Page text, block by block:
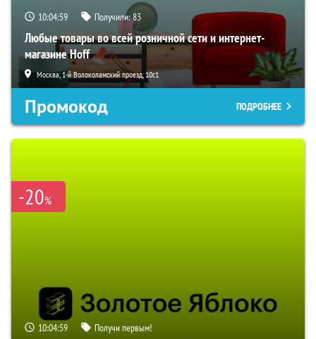
10:04:58 Получили:83
Любые товары во всей розничной сети и интернет-
магазине Hoff
Москва, 1-й Волоколамский проезд, 10с1
Промокод ПОДРОБНЕЕ
-20%
10:04:58 Получи первым!